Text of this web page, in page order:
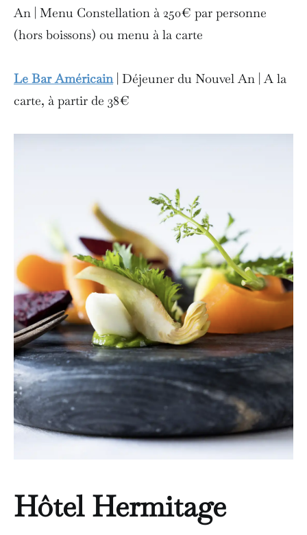
An | Menu Constellation à 250€ par personne
(hors boissons) ou menu à la carte
Le Bar Américain| Déjeuner du Nouvel An | A la
carte, à partir de 38€
Hôtel Hermitage